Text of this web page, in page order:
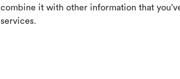
combine it with other information that
services.